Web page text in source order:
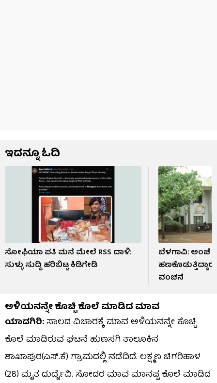
ಇದನ್ನೂ ಓದಿ
ಸೋಫಿಯಾ ಪತಿ ಮನೆ ಮೇಲೆ RSS ದಾಳಿ:
ಸುಳ್ಳು ಸುದ್ದಿ ಹರಿಬಿಟ್ಟ ಕಿಡಿಗೇಡಿ
ಬೆಳಗಾವಿ: ಅಂಚೆ
ವಂಚನೆ
ಅಳಿಯನನ್ನೇ ಕೊಚ್ಚಿ ಕೊಲೆ ಮಾಡಿದ ಮಾವ
ಯಾದಗಿರಿ:ಸಾಲದ ವಿಚಾರಕ್ಕೆ ಮಾವ ಅಳಿಯನನ್ನೇ ಕೊಚ್ಚಿ
ಕೊಲೆ ಮಾಡಿರುವ ಘಟನೆ ಹುಣಸಗಿ ತಾಲೂಕಿನ
ಶಾಖಾಪುರ(ಎಸ್.ಕೆ) ಗ್ರಾಮದಲ್ಲಿ ನಡೆದಿದೆ. ಲಕ್ಷ್ಮಣ ಚಿಗರಿಹಾಳ
(28) ಮೃತ ದುರ್ದೈವಿ. ಸೋದರ ಮಾವ ಮಾನಪ್ಪ ಕೊಲೆ ಮಾಡಿದ